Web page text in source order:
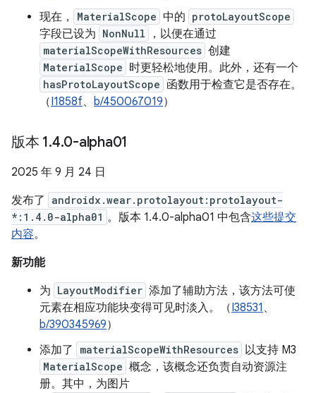
现在，
MaterialScope 中的 protoLayoutScope
字段已设为 NonNull ，以便在通过
materialScopeWithResources 创建
MaterialScope 时更轻松地使用。此外，还有一个
hasProtoLayoutScope 函数用于检查它是否存在。
（I1858f、 b/450067019）
版本 1.4.0-alpha01
2025 年 9 月 24 日
发布了
androidx.wear.protolayout:protolayout-
*:1.4.0-alpha01 。版本 1.4.0-alpha01 中包含这些提交
内容。
新功能
为 LayoutModifier 添加了辅助方法，该方法可使
元素在相应功能块变得可见时淡入。（I38531 、
b/390345969）
添加了
materialScopeWithResources 以支持 M3
MaterialScope 概念，该概念还负责自动资源注
册。其中，为图片